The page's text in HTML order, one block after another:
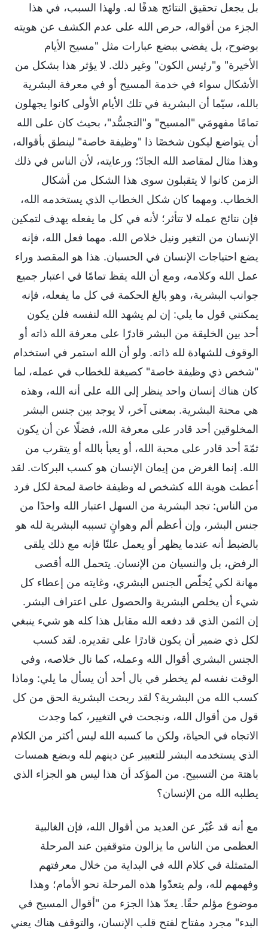
بل يجعل تحقيق النتائج هدفًا له. ولهذا السبب، في هذا
الجزء من أقواله، حرص الله على عدم الكشف عن هويته
بوضوح، بل يفضي ببضع عبارات مثل "مسيح الأيام
الأخيرة" و"رئيس الكون" وغير ذلك. لا يؤثر هذا بشكل من
الأشكال سواء في خدمة المسيح أو في معرفة البشرية
بالله، سيّما أن البشرية في تلك الأيام الأولى كانوا يجهلون
تمامًا مفهومَي "المسيح" و"التجسُّد"، بحيث كان على الله
أن يتواضع ليكون شخصًا ذا "وظيفة خاصة" لينطق بأقواله،
وهذا مثال لمقاصد الله الجادّ؛ ورعايته، لأن الناس في ذلك
الزمن كانوا لا يتقبلون سوى هذا الشكل من أشكال
الخطاب. ومهما كان شكل الخطاب الذي يستخدمه الله،
فإن نتائج عمله لا تتأثر؛ لأنه في كل ما يفعله يهدف لتمكين
الإنسان من التغير ونيل خلاص الله. مهما فعل الله، فإنه
يضع احتياجات الإنسان في الحسبان. هذا هو المقصد وراء
عمل الله وكلامه، ومع أن الله يقظ تمامًا في اعتبار جميع
جوانب البشرية، وهو بالغ الحكمة في كل ما يفعله، فإنه
يمكنني قول ما يلي: إن لم يشهد الله لنفسه فلن يكون
أحد بين الخليقة من البشر قادرًا على معرفة الله ذاته أو
الوقوف للشهادة لله ذاته. ولو أن الله استمر في استخدام
"شخص ذي وظيفة خاصة" كصيغة للخطاب في عمله، لما
كان هناك إنسان واحد ينظر إلى الله على أنه الله، وهذه
هي محنة البشرية. بمعنى آخر، لا يوجد بين جنس البشر
المخلوقين أحد قادر على معرفة الله، فضلًا عن أن يكون
ثمّةَ أحد قادر على محبة الله، أو يعبأ بالله أو يتقرب من
الله. إنما الغرض من إيمان الإنسان هو كسب البركات. لقد
أعطت هوية الله كشخص له وظيفة خاصة لمحة لكل فرد
من الناس: تجد البشرية من السهل اعتبار الله واحدًا من
جنس البشر، وإن أعظم ألم وهوانٍ تسببه البشرية لله هو
بالضبط أنه عندما يظهر أو يعمل علنًا فإنه مع ذلك يلقى
الرفض، بل والنسيان من الإنسان. يتحمل الله أقصى
مهانة لكي يُخلّص الجنس البشري، وغايته من إعطاء كل
شيء أن يخلص البشرية والحصول على اعتراف البشر.
إن الثمن الذي قد دفعه الله مقابل هذا كله هو شيء ينبغي
لكل ذي ضمير أن يكون قادرًا على تقديره. لقد كسب
الجنس البشري أقوال الله وعمله، كما نال خلاصه، وفي
الوقت نفسه لم يخطر في بال أحد أن يسأل ما يلي: وماذا
كسب الله من البشرية؟ لقد ربحت البشرية الحق من كل
قول من أقوال الله، ونجحت في التغيير، كما وجدت
الاتجاه في الحياة، ولكن ما كسبه الله ليس أكثر من الكلام
الذي يستخدمه البشر للتعبير عن دينهم لله وبضع همسات
باهتة من التسبيح. من المؤكد أن هذا ليس هو الجزاء الذي
يطلبه الله من الإنسان؟
مع أنه قد عُبّر عن العديد من أقوال الله، فإن الغالبية
العظمى من الناس ما يزالون متوقفين عند المرحلة
المتمثلة في كلام الله في البداية من خلال معرفتهم
وفهمهم لله، ولم يتعدّوا هذه المرحلة نحو الأمام؛ وهذا
موضوع مؤلم حقًا. يعدّ هذا الجزء من "أقوال المسيح في
البدء" مجرد مفتاح لفتح قلب الإنسان، والتوقف هناك يعني